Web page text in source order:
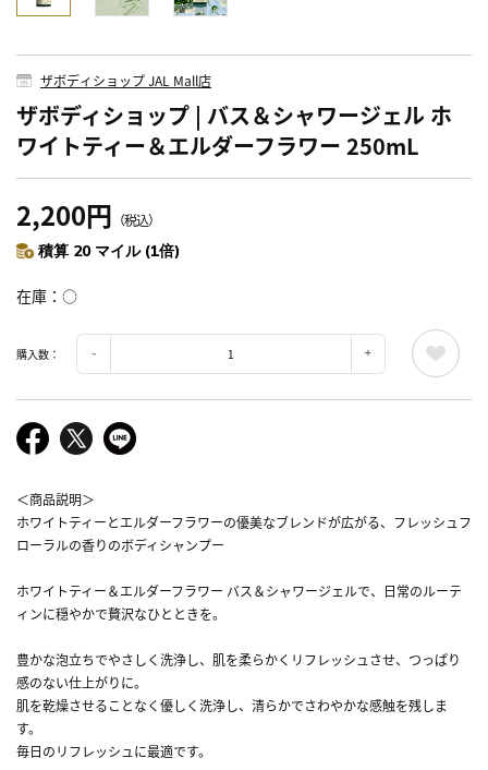
ザボディショップ JAL Mall店
ザボディショップ | バス＆シャワージェル ホ
ワイトティー＆エルダーフラワー 250mL
2,200円 （税込）
積算 20 マイル (1倍)
在庫 ○
購入数：
＜商品説明＞
ホワイトティーとエルダーフラワーの優美なブレンドが広がる、フレッシュフ
ローラルの香りのボディシャンプー
ホワイトティー＆エルダーフラワー バス＆シャワージェルで、日常のルーテ
ィンに穏やかで贅沢なひとときを。
豊かな泡立ちでやさしく洗浄し、肌を柔らかくリフレッシュさせ、つっぱり
感のない仕上がりに。
肌を乾燥させることなく優しく洗浄し、清らかでさわやかな感触を残しま
す。
毎日のリフレッシュに最適です。